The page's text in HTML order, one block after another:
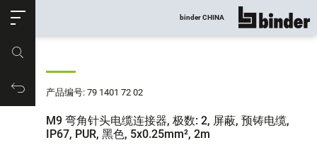
购物车
binder CHINA 显示所有
产品编号: 79 1401 72 02
M9 弯角针头电缆连接器, 极数: 2, 屏蔽, 预铸电缆,
IP67, PUR, 黑色, 5x0.25mm², 2m